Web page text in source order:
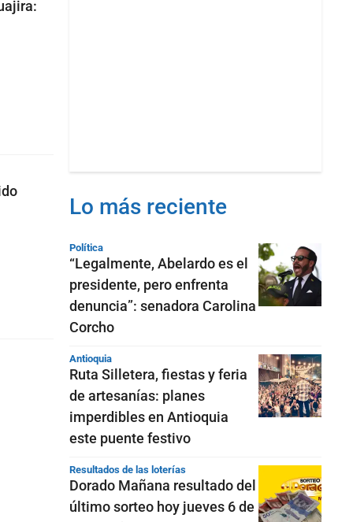
Lo más reciente
Política
“Legalmente, Abelardo es el
presidente, pero enfrenta
denuncia”: senadora Carolina
Corcho
Antioquia
Ruta Silletera, fiestas y feria
de artesanías: planes
imperdibles en Antioquia
este puente festivo
Resultados de las loterías
Dorado Mañana resultado del
último sorteo hoy jueves 6 de